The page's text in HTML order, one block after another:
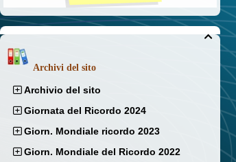

Archivi del sito
Archivio del sito
Giornata del Ricordo 2024
Giorn. Mondiale ricordo 2023
Giorn. Mondiale del Ricordo 2022